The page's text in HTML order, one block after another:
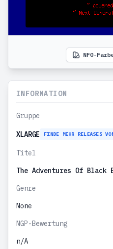
NFO-
INFORMATION
Gruppe
XLARGE FINDE MEHR RELEASES
Titel
The Adventures Of Black
Genre
None
NGP-Bewertung
n/A